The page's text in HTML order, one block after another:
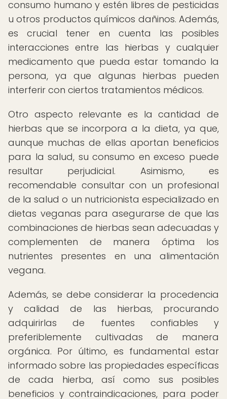
consumo humano y estén libres de pesticidas
u otros productos químicos dañinos. Además,
es crucial tener en cuenta las posibles
interacciones entre las hierbas y cualquier
medicamento que pueda estar tomando la
persona, ya que algunas hierbas pueden
interferir con ciertos tratamientos médicos.
Otro aspecto relevante es la cantidad de
hierbas que se incorpora a la dieta, ya que,
aunque muchas de ellas aportan beneficios
para la salud, su consumo en exceso puede
resultar perjudicial. Asimismo, es
recomendable consultar con un profesional
de la salud o un nutricionista especializado en
dietas veganas para asegurarse de que las
combinaciones de hierbas sean adecuadas y
complementen de manera óptima los
nutrientes presentes en una alimentación
vegana.
Además, se debe considerar la procedencia
y calidad de las hierbas, procurando
adquirirlas de fuentes confiables y
preferiblemente cultivadas de manera
orgánica. Por último, es fundamental estar
informado sobre las propiedades específicas
de cada hierba, así como sus posibles
beneficios y contraindicaciones, para poder